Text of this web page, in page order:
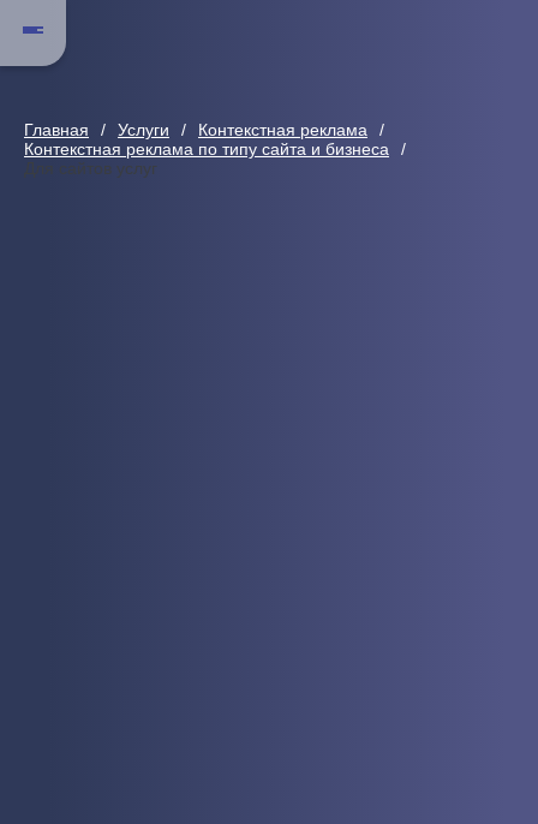
Главная Услуги
Контекстная реклама
Контекстная реклама по типу сайта и бизнеса
Для сайтов услуг